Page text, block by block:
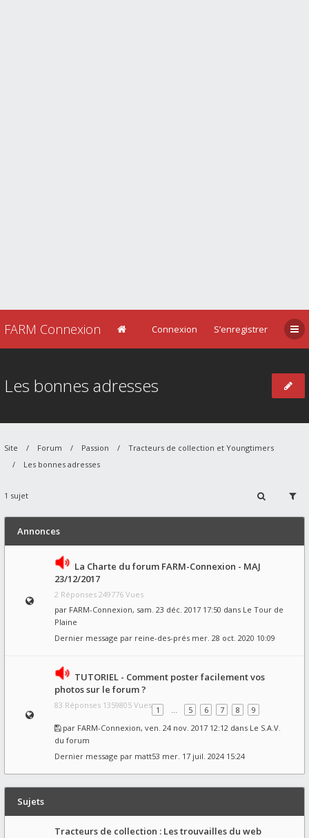
FARM Connexion Connexion S’enregistrer
Les bonnes adresses
Site Forum Passion
Tracteurs de collection et Youngtimers
Les bonnes adresses
1 sujet
Annonces
La Charte du forum FARM-Connexion - MAJ
23/12/2017
2 Réponses 249776 Vues
par FARM-Connexion, sam. 23 déc. 2017 17:50 dans Le Tour de
Plaine
Dernier message par reine-des-prés mer. 28 oct. 2020 10:09
TUTORIEL - Comment poster facilement vos
photos sur le forum ?
83 Réponses 1359805 Vues 1 … 5 6 7 8
9
par FARM-Connexion, ven. 24 nov. 2017 12:12 dans Le S.A.V.
du forum
Dernier message par matt53 mer. 17 juil. 2024 15:24
Sujets
Tracteurs de collection : Les trouvailles du web